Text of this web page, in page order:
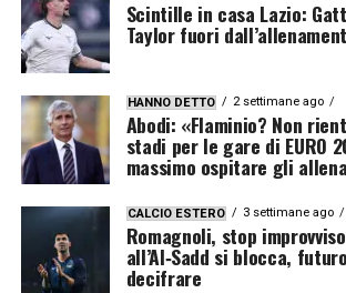
Scintille in casa Lazio:
Taylor fuori
HANNO DETTO 2 settimane ago
Abodi: «Flaminio? Non
stadi per le gare di EURO
massimo ospitare gli
CALCIO ESTERO 3 settimane ago
Romagnoli, stop
all’Al‑Sadd si blocca,
decifrare